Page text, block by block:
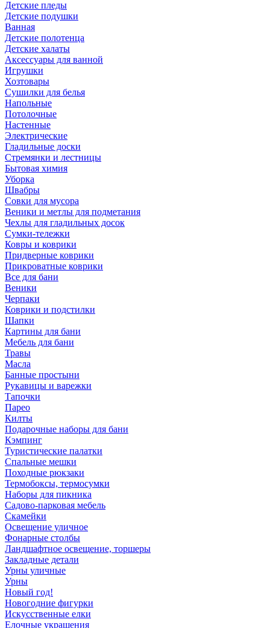
Детские пледы
Детские подушки
Ванная
Детские полотенца
Детские халаты
Аксессуары для ванной
Игрушки
Хозтовары
Сушилки для белья
Напольные
Потолочные
Настенные
Электрические
Гладильные доски
Стремянки и лестницы
Бытовая химия
Уборка
Швабры
Совки для мусора
Веники и метлы для подметания
Чехлы для гладильных досок
Сумки-тележки
Ковры и коврики
Придверные коврики
Прикроватные коврики
Все для бани
Веники
Черпаки
Коврики и подстилки
Шапки
Картины для бани
Мебель для бани
Травы
Масла
Банные простыни
Рукавицы и варежки
Тапочки
Парео
Килты
Подарочные наборы для бани
Кэмпинг
Туристические палатки
Спальные мешки
Походные рюкзаки
Термобоксы, термосумки
Наборы для пикника
Садово-парковая мебель
Скамейки
Освещение уличное
Фонарные столбы
Ландшафтное освещение, торшеры
Закладные детали
Урны уличные
Урны
Новый год!
Новогодние фигурки
Искусственные елки
Елочные украшения